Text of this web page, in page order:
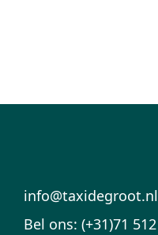
info@taxidegroot.nl
Bel ons: (+31)71 512